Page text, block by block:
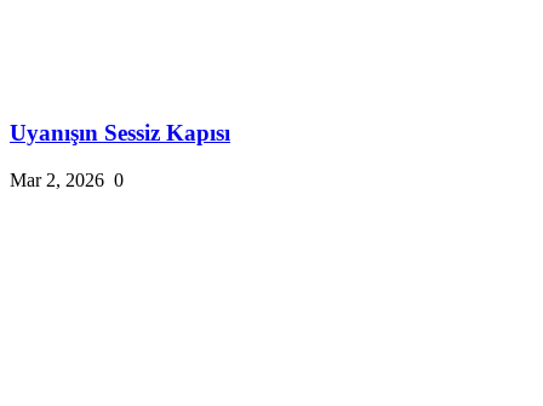
Uyanışın Sessiz Kapısı
Mar 2, 2026 0